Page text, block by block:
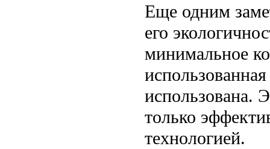
Еще одним
его
минимальное
использована.
только
технологией.